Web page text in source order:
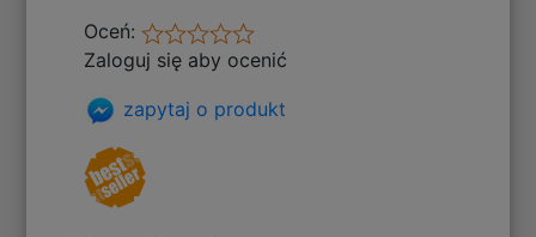
Oceń:
Zaloguj się aby ocenić
zapytaj o produkt